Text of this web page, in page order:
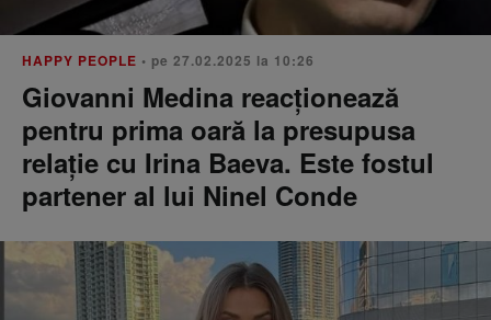
HAPPY PEOPLE • pe 27.02.2025 la 10:26
Giovanni Medina reacționează
pentru prima oară la presupusa
relație cu Irina Baeva. Este fostul
partener al lui Ninel Conde